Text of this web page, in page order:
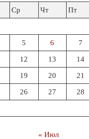
Ср Чт Пт
5 6 7
12 13 14
19 20 21
26 27 28
« Июл